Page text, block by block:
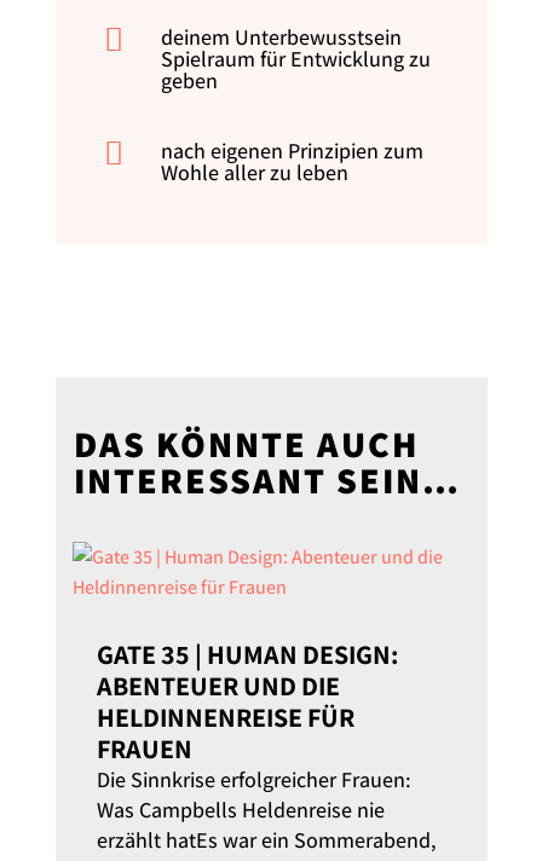
 deinem Unterbewusstsein
Spielraum für Entwicklung zu
geben
 nach eigenen Prinzipien zum
Wohle aller zu leben
DAS KÖNNTE AUCH
INTERESSANT SEIN…
GATE 35 | HUMAN DESIGN:
ABENTEUER UND DIE
HELDINNENREISE FÜR
FRAUEN
Die Sinnkrise erfolgreicher Frauen:
Was Campbells Heldenreise nie
erzählt hatEs war ein Sommerabend,